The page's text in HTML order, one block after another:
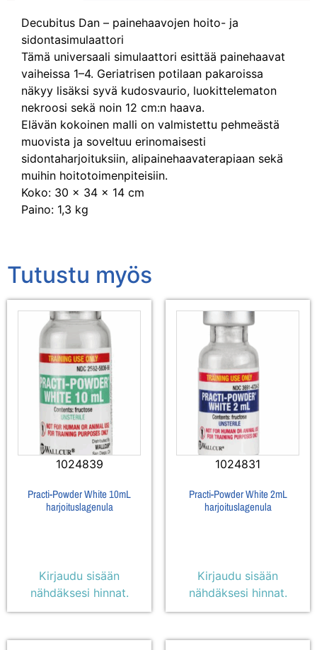
Decubitus Dan – painehaavojen hoito- ja
sidontasimulaattori
Tämä universaali simulaattori esittää painehaavat
vaiheissa 1–4. Geriatrisen potilaan pakaroissa
näkyy lisäksi syvä kudosvaurio, luokittelematon
nekroosi sekä noin 12 cm:n haava.
Elävän kokoinen malli on valmistettu pehmeästä
muovista ja soveltuu erinomaisesti
sidontaharjoituksiin, alipainehaavaterapiaan sekä
muihin hoitotoimenpiteisiin.
Koko: 30 × 34 × 14 cm
Paino: 1,3 kg
Tutustu myös
1024839
Practi-Powder White 10mL
harjoituslagenula
Kirjaudu sisään
nähdäksesi hinnat.
1024831
Practi-Powder White 2mL
harjoituslagenula
Kirjaudu sisään
nähdäksesi hinnat.